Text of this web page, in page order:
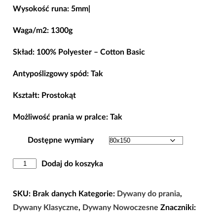
od
268,00 zł
Wysokość runa: 5mm|
Waga/m2: 1300g
Skład: 100% Polyester – Cotton Basic
Antypoślizgowy spód: Tak
Kształt: Prostokąt
Możliwość prania w pralce: Tak
Dostępne wymiary
ilość
Antypoślizgowy
Horeca-
Dodaj do koszyka
SKU: Brak danych Kategorie: Dywany do prania,
Dywany Klasyczne, Dywany Nowoczesne Znaczniki: